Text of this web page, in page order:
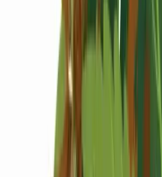
Live Rosin